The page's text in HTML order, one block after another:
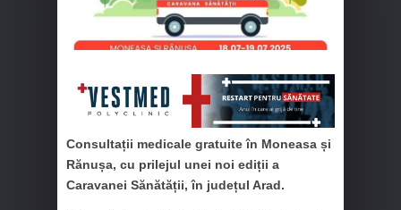
Consultații medicale gratuite în Moneasa și
Rănușa, cu prilejul unei noi ediții a
Caravanei Sănătății, în județul Arad.